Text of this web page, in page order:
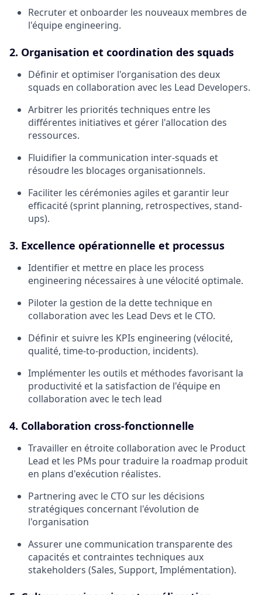
Recruter et onboarder les nouveaux membres de
l'équipe engineering.
2. Organisation et coordination des squads
Définir et optimiser l'organisation des deux
squads en collaboration avec les Lead Developers.
Arbitrer les priorités techniques entre les
différentes initiatives et gérer l'allocation des
ressources.
Fluidifier la communication inter-squads et
résoudre les blocages organisationnels.
Faciliter les cérémonies agiles et garantir leur
efficacité (sprint planning, retrospectives, stand-
ups).
3. Excellence opérationnelle et processus
Identifier et mettre en place les process
engineering nécessaires à une vélocité optimale.
Piloter la gestion de la dette technique en
collaboration avec les Lead Devs et le CTO.
Définir et suivre les KPIs engineering (vélocité,
qualité, time-to-production, incidents).
Implémenter les outils et méthodes favorisant la
productivité et la satisfaction de l'équipe en
collaboration avec le tech lead
4. Collaboration cross-fonctionnelle
Travailler en étroite collaboration avec le Product
Lead et les PMs pour traduire la roadmap produit
en plans d'exécution réalistes.
Partnering avec le CTO sur les décisions
stratégiques concernant l'évolution de
l'organisation
Assurer une communication transparente des
capacités et contraintes techniques aux
stakeholders (Sales, Support, Implémentation).